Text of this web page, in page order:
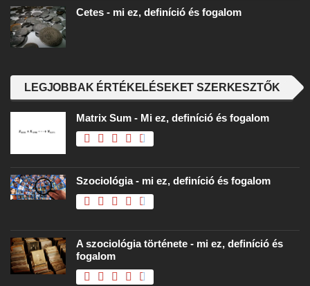
Cetes - mi ez, definíció és fogalom
LEGJOBBAK ÉRTÉKELÉSEKET SZERKESZTŐK
Matrix Sum - Mi ez, definíció és fogalom
Szociológia - mi ez, definíció és fogalom
A szociológia története - mi ez, definíció és
fogalom